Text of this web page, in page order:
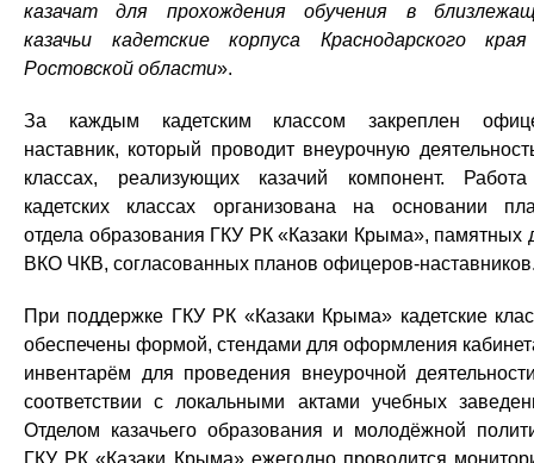
казачат для прохождения обучения в
казачьи кадетские корпуса Краснодарского
Ростовской области».
За каждым кадетским классом закреплен
наставник, который проводит внеурочную
классах, реализующих казачий компонент.
кадетских классах организована на основании
отдела образования ГКУ РК «Казаки Крыма», памятных
ВКО ЧКВ, согласованных планов офицеров-
При поддержке ГКУ РК «Казаки Крыма» кадетские
обеспечены формой, стендами для оформления
инвентарём для проведения внеурочной
соответствии с локальными актами учебных
Отделом казачьего образования и молодёжной